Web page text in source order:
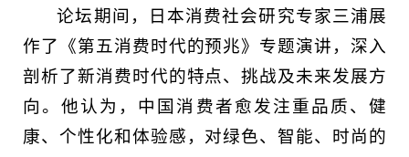
论坛期间，日本消费社会研究专家三浦展
作了《第五消费时代的预兆》专题演讲，深入
剖析了新消费时代的特点、挑战及未来发展方
向。他认为，中国消费者愈发注重品质、健
康、个性化和体验感，对绿色、智能、时尚的